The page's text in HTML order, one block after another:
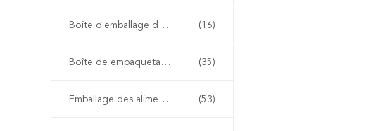
Boîte d'emballage de vapotage (16)
Boîte de empaquetage cosmétique (35)
Emballage des aliments (53)